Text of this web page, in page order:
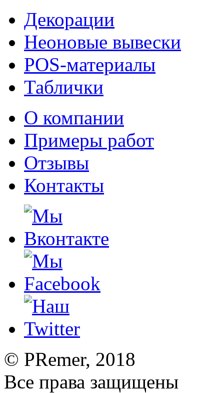
Декорации
Неоновые вывески
POS-материалы
Таблички
О компании
Примеры работ
Отзывы
Контакты
© PRemer, 2018
Все права защищены